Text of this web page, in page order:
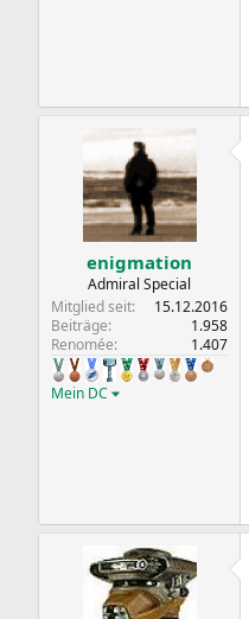
enigmation
Admiral Special
Mitglied seit
15.12.2016
Beiträge
1.958
Renomée
1.407
Mein DC